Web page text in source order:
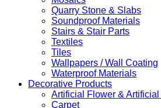
Quarry Stone & Slabs
Soundproof Materials
Stairs & Stair Parts
Textiles
Tiles
Wallpapers / Wall Coating
Waterproof Materials
Decorative Products
Artificial Flower &
Carpet